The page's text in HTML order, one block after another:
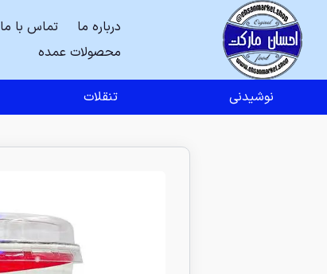
درباره ما تماس با ما
محصولات عمده
نوشیدنی تنقلات